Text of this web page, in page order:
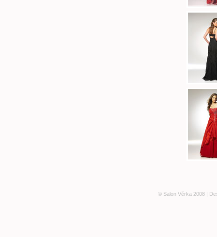
© Salon Věrka 2008 |